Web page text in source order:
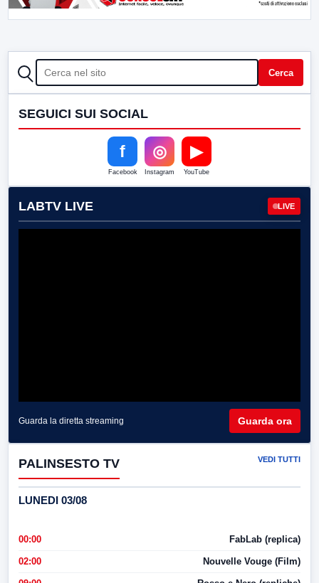
CERCA Cerca
SEGUICI SUI SOCIAL
f
Facebook
◎
Instagram
▶
YouTube
LABTV LIVE LIVE
Guarda la diretta streaming Guarda ora
PALINSESTO TV VEDI TUTTI
LUNEDI 03/08
00:00 FabLab (replica)
02:00 Nouvelle Vouge (Film)